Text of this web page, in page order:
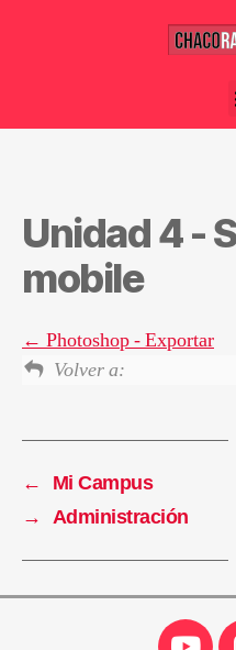
Unidad 4 -
mobile
Photoshop - Exportar
Volver a:
←
Mi Campus
→
Administración